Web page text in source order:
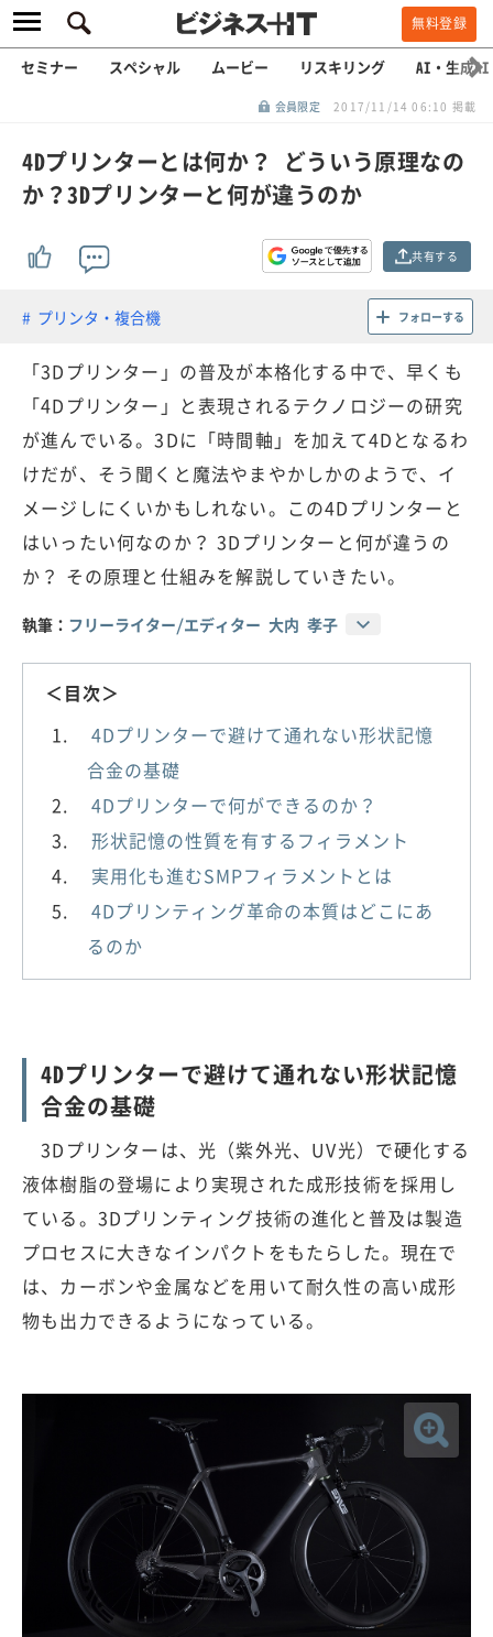
無料登録
セミナー スペシャル ムービー リスキリング AI・生成AI
会員限定 2017/11/14 06:10 掲載
4Dプリンターとは何か？ どういう原理なの
か？3Dプリンターと何が違うのか
共有する
プリンタ・複合機 フォローする
「3Dプリンター」の普及が本格化する中で、早くも
「4Dプリンター」と表現されるテクノロジーの研究
が進んでいる。3Dに「時間軸」を加えて4Dとなるわ
けだが、そう聞くと魔法やまやかしかのようで、イ
メージしにくいかもしれない。この4Dプリンターと
はいったい何なのか？ 3Dプリンターと何が違うの
か？ その原理と仕組みを解説していきたい。
執筆： フリーライター/エディター 大内 孝子
＜目次＞
4Dプリンターで避けて通れない形状記憶
合金の基礎
4Dプリンターで何ができるのか？
形状記憶の性質を有するフィラメント
実用化も進むSMPフィラメントとは
4Dプリンティング革命の本質はどこにあ
るのか
4Dプリンターで避けて通れない形状記憶
合金の基礎
3Dプリンターは、光（紫外光、UV光）で硬化する
液体樹脂の登場により実現された成形技術を採用し
ている。3Dプリンティング技術の進化と普及は製造
プロセスに大きなインパクトをもたらした。現在で
は、カーボンや金属などを用いて耐久性の高い成形
物も出力できるようになっている。